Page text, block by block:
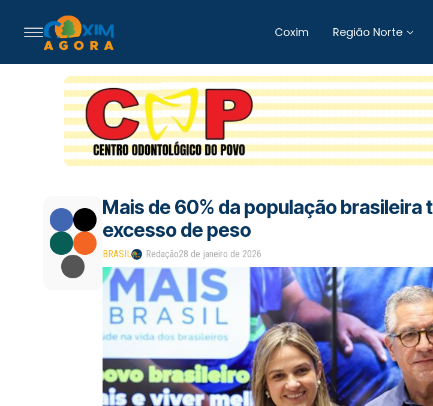
Coxim Região Norte
Mais de 60% da população brasileira
excesso de peso
BRASIL Redação28 de janeiro de 2026